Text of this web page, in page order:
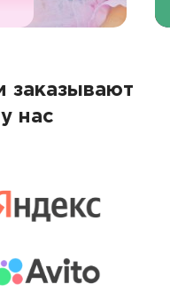
заказывают
нас